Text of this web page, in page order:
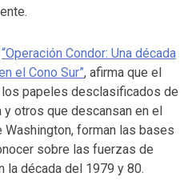
“Operación Condor: Una década
el Cono Sur”, afirma que el
los papeles desclasificados de
y otros que descansan en el
forman las bases
sobre las fuerzas de
la década del 1979 y 80.